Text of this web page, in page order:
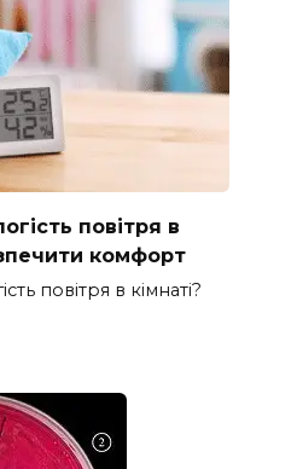
повітря в
комфорт
повітря в кімнаті?